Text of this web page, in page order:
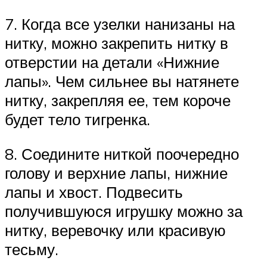
7. Когда все узелки нанизаны на
нитку, можно закрепить нитку в
отверстии на детали «Нижние
лапы». Чем сильнее вы натянете
нитку, закрепляя ее, тем короче
будет тело тигренка.
8. Соедините ниткой поочередно
голову и верхние лапы, нижние
лапы и хвост. Подвесить
получившуюся игрушку можно за
нитку, веревочку или красивую
тесьму.